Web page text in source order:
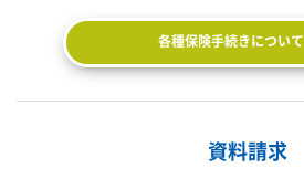
各種保険手続きについて
資料請求